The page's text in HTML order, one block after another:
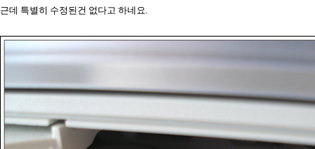
근데 특별히 수정된건 없다고 하네요.